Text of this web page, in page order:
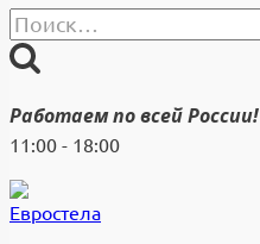
Найти:
Работаем по всей России!
11:00 - 18:00